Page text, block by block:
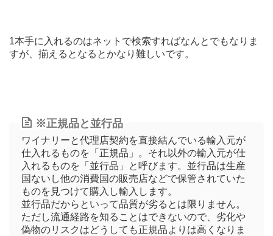
1本手に入れるのはネットで検索すればなんとでもなりま
すが、揃えるとなるとかなり難しいです。
※正規品と並行品
ワイナリーと代理店契約を直接結んでいる輸入元が
仕入れるものを「正規品」。それ以外の輸入元が仕
入れるものを「並行品」と呼びます。並行品は生産
国ないし他の消費国の販売店などで保管されていた
ものを見つけて購入し輸入します。
並行品だからといって品質が劣るとは限りません。
ただし流通経路を知ることはできないので、劣化や
偽物のリスクはどうしても正規品よりは高くなりま